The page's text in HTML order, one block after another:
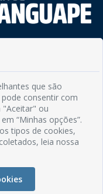
às 13h
que são
consentir com
"Aceitar" ou
“Minhas opções”.
tipos de cookies,
leia nossa